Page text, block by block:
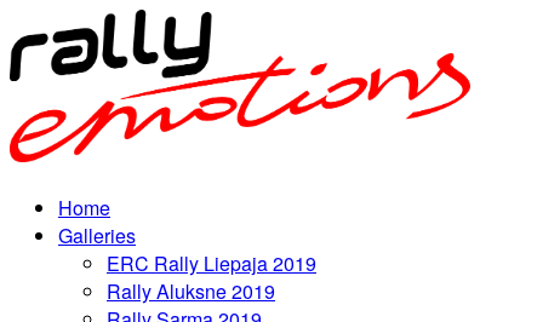
Home
Galleries
ERC Rally Liepaja 2019
Rally Aluksne 2019